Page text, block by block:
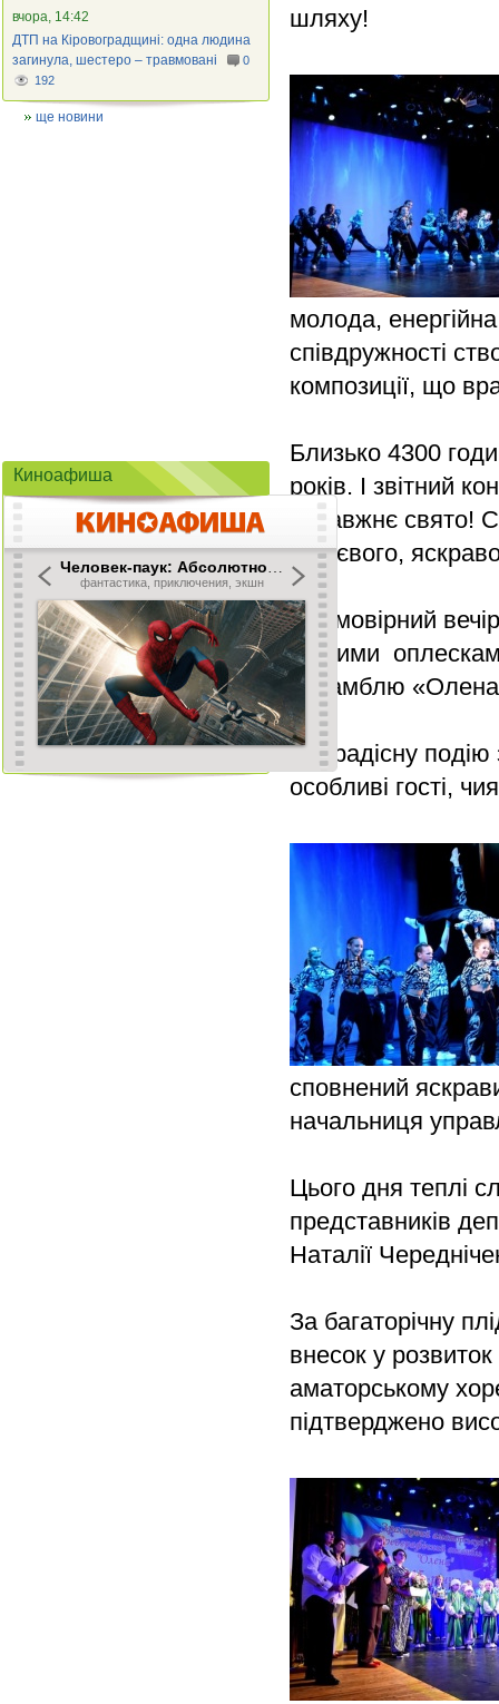
шляху!
молода,
співдружності
композиції, що
Близько 4300
років. І звітний
справжнє свято!
чуттєвого,
Неймовірний
гучними
ансамблю
Цю радісну подію
особливі гості,
сповнений
начальниця
Цього дня теплі
представників
Наталії
За багаторічну
внесок у
аматорському
підтверджено
вчора, 14:42
ДТП на Кіровоградщині: одна людина
загинула, шестеро – травмовані
0
192
ще новини
Киноафиша